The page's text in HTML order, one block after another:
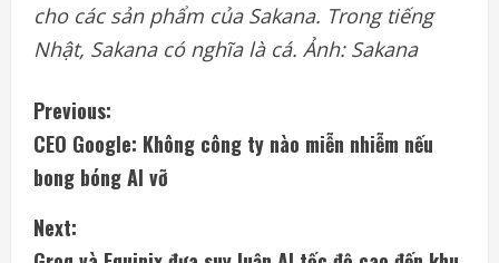
cho các sản phẩm của Sakana. Trong tiếng
Nhật, Sakana có nghĩa là cá. Ảnh: Sakana
C
o
n
Previous:
CEO Google: Không công ty nào miễn nhiễm nếu
bong bóng AI vỡ
Next: